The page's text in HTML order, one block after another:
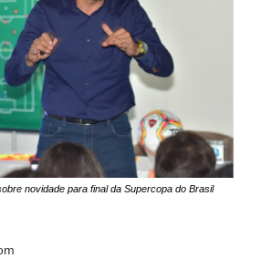
novidade para final da Supercopa do Brasil